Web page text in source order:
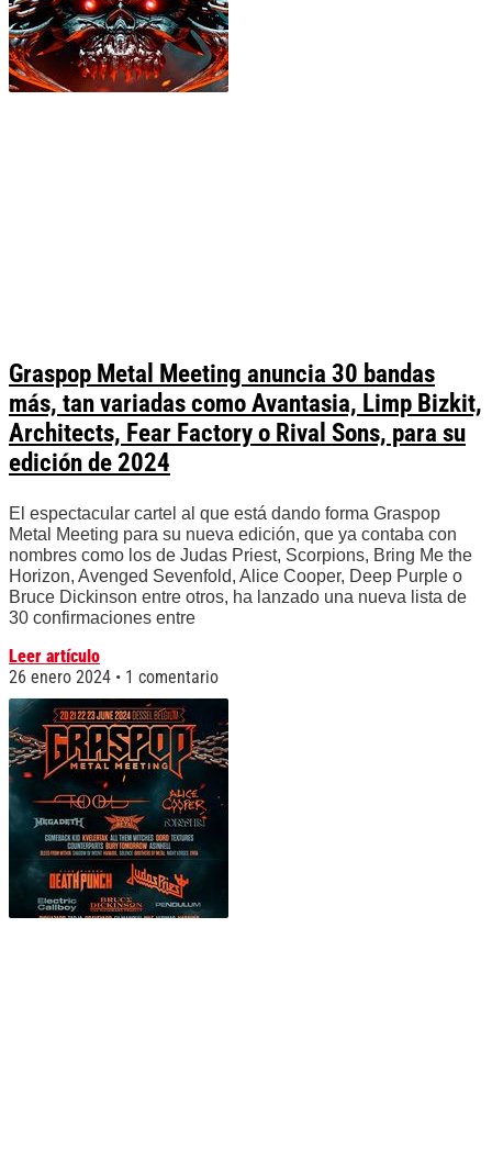
Graspop Metal Meeting anuncia 30 bandas
más, tan variadas como Avantasia, Limp Bizkit,
Architects, Fear Factory o Rival Sons, para su
edición de 2024
El espectacular cartel al que está dando forma Graspop
Metal Meeting para su nueva edición, que ya contaba con
nombres como los de Judas Priest, Scorpions, Bring Me the
Horizon, Avenged Sevenfold, Alice Cooper, Deep Purple o
Bruce Dickinson entre otros, ha lanzado una nueva lista de
30 confirmaciones entre
Leer artículo
26 enero 2024
1 comentario